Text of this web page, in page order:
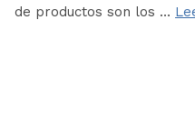
de productos son los …